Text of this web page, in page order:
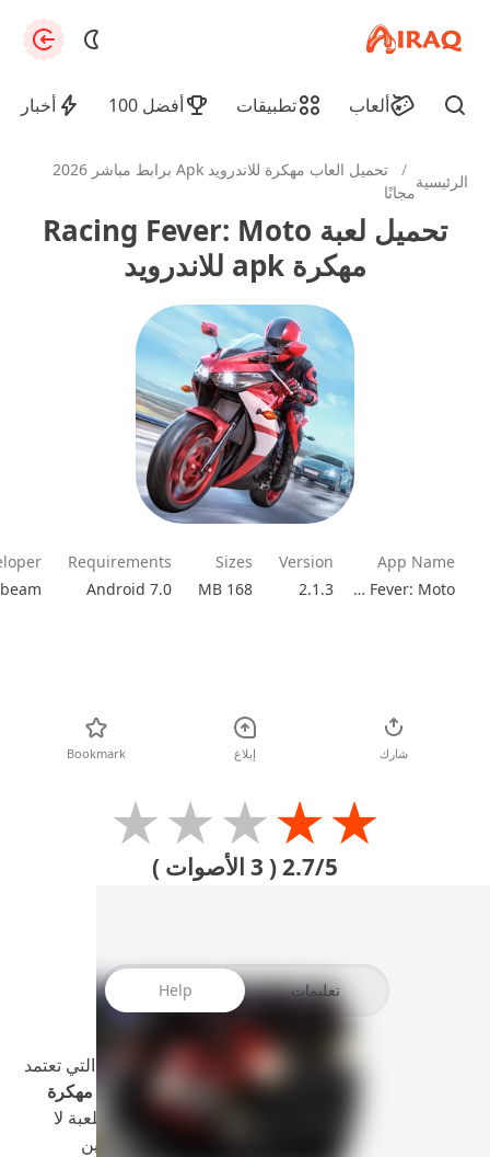
apkiraq.com
ألعاب تطبيقات أفضل 100 أخبار Find
الرئيسية
/
تحميل العاب مهكرة للاندرويد Apk برابط مباشر 2026
مجانًا
تحميل لعبة Racing Fever: Moto
مهكرة apk للاندرويد
App Name
Racing Fever: Moto
Version
2.1.3
Sizes
168 MB
Requirements
Android 7.0
شارك إبلاغ Bookmark
★
★
★
★
★
2.7/5( 3 الأصوات )
تعليمات Help
إذا كنت من عشّاق سباقات الدراجات النارية السريعة التي تعتمد
على الجرأة وردّة الفعل، فإنRacing Fever: Moto مهكرة
تمنحك تجربة مليئة بالأدرينالين على هاتفك الأندرويد. اللعبة لا
تكتفي بالسرعة فقط، بل تختبر قدرتك على المناورة بين